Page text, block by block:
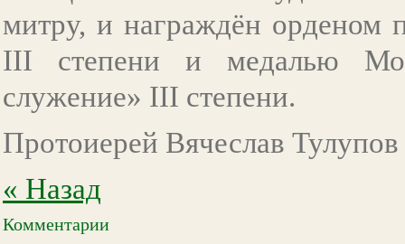
митру, и награждён орденом
III степени и медалью
служение» III степени.
Протоиерей Вячеслав
« Назад
Комментарии